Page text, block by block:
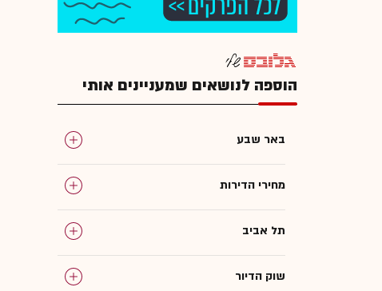
הוספה לנושאים שמעניינים אותי
באר שבע
מחירי הדירות
תל אביב
שוק הדיור